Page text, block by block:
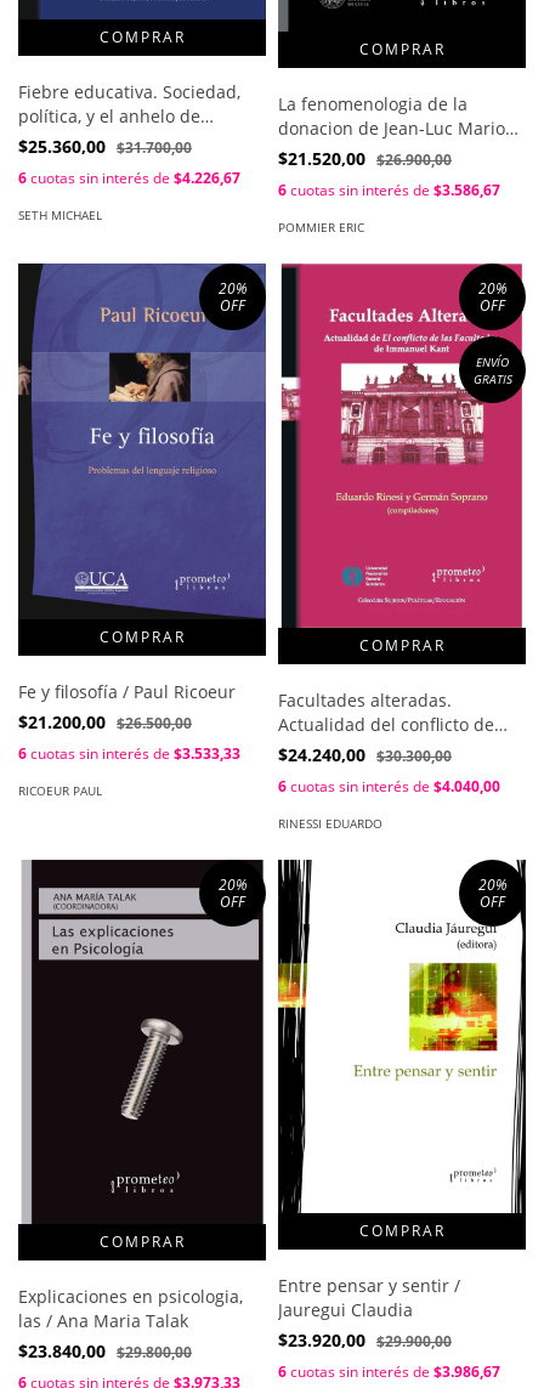
Fiebre educativa. Sociedad,
política, y el anhelo de
conocimiento en corea del sur
$25.360,00 $31.700,00
6cuotas sin interés de $4.226,67
SETH MICHAEL
La fenomenologia de la
donacion de Jean-Luc Marion
/ Eric Pommier
$21.520,00 $26.900,00
6cuotas sin interés de $3.586,67
POMMIER ERIC
20%
OFF
Fe y filosofía / Paul Ricoeur
$21.200,00 $26.500,00
6cuotas sin interés de $3.533,33
RICOEUR PAUL
20%
OFF
ENVÍO
GRATIS
Facultades alteradas.
Actualidad del conflicto de
facultades de Kant / Eduardo
$24.240,00 $30.300,00
6cuotas sin interés de $4.040,00
RINESSI EDUARDO
20%
OFF
Explicaciones en psicologia,
las / Ana Maria Talak
$23.840,00 $29.800,00
6cuotas sin interés de $3.973,33
20%
OFF
Entre pensar y sentir /
Jauregui Claudia
$23.920,00 $29.900,00
6cuotas sin interés de $3.986,67